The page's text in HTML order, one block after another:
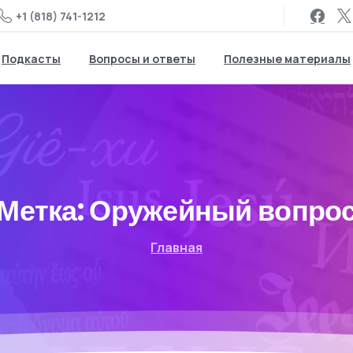
+1 (818) 741-1212
Подкасты Вопросы и ответы Полезные материалы
Оружейный
Главная